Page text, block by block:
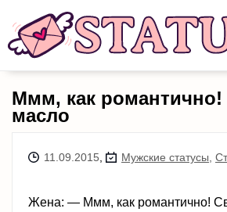
Ммм, как
масло
11.09.2015 Мужские статусы
Жена: — Ммм, как романтично!